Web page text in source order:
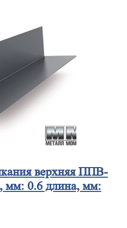
верхняя ППВ-
мм: 0.6 длина, мм: